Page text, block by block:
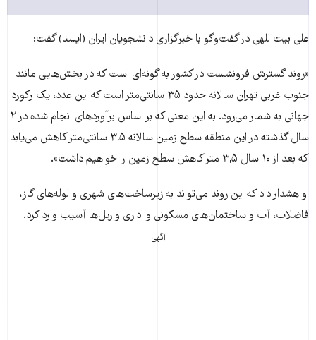
علی بیت‌اللهی در گفت‌وگو با خبرگزاری دانشجویان ایران (ایسنا) گفت:
«روند گسترش فرونشست در کشور به گونه‌ای است که در بخش‌هایی مانند
جنوب غربی تهران سالانه حدود ۳۵ سانتی‌متر است که این عدد، یک رکورد
جهانی به شمار می‌رود. به این معنی که بر اساس برآوردهای انجام شده در ۲
سال گذشته در این منطقه سطح زمین سالانه ۳,۵ سانتی‌متر کاهش می‌یابد
که بعد از ۱۰ سال ۳,۵ متر کاهش سطح زمین را خواهیم داشت».
او هشدار داد که این روند می‌تواند به زیرساخت‌های شهری و لوله‌های گاز،
فاضلاب، آب و ساختمان‌های مسکونی و اداری و ریل‌ها آسیب وارد کرد.
آگهی